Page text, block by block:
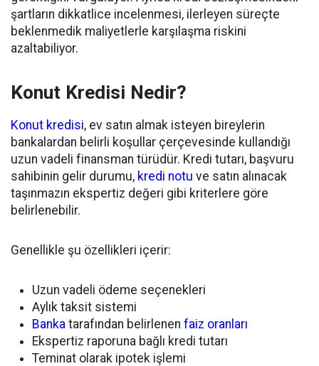
şartların dikkatlice incelenmesi, ilerleyen süreçte
beklenmedik maliyetlerle karşılaşma riskini
azaltabiliyor.
Konut Kredisi Nedir?
Konut kredisi, ev satın almak isteyen bireylerin
bankalardan belirli koşullar çerçevesinde kullandığı
uzun vadeli finansman türüdür. Kredi tutarı, başvuru
sahibinin gelir durumu, kredi notu ve satın alınacak
taşınmazın ekspertiz değeri gibi kriterlere göre
belirlenebilir.
Genellikle şu özellikleri içerir:
Uzun vadeli ödeme seçenekleri
Aylık taksit sistemi
Banka tarafından belirlenen faiz oranları
Ekspertiz raporuna bağlı kredi tutarı
Teminat olarak ipotek işlemi